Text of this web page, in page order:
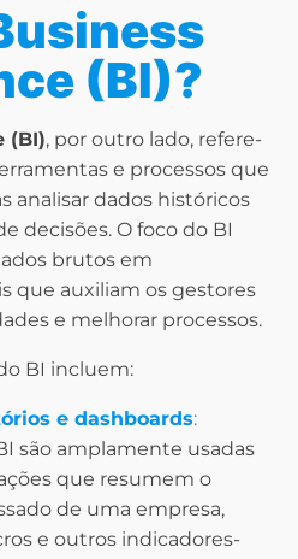
(BI)?
(BI), por outro lado, refere-
e processos que
analisar dados históricos
decisões. O foco do BI
brutos em
que auxiliam os gestores
e melhorar processos.
BI incluem:
e dashboards:
são amplamente usadas
que resumem o
de uma empresa,
e outros indicadores-